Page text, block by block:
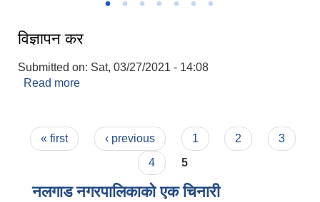
विज्ञापन कर
Submitted on: Sat, 03/27/2021 - 14:08
Read more
Pages
« first ‹ previous 1 2
3
4
5
नलगाड नगरपालिकाको एक चिनारी